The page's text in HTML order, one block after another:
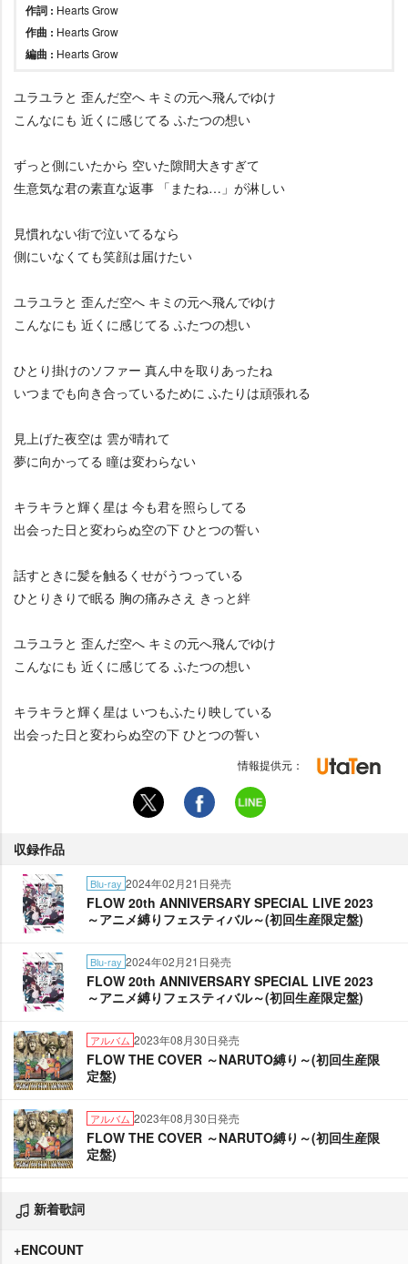
作詞 : Hearts Grow
作曲 : Hearts Grow
編曲 : Hearts Grow
ユラユラと 歪んだ空へ キミの元へ飛んでゆけ
こんなにも 近くに感じてる ふたつの想い
ずっと側にいたから 空いた隙間大きすぎて
生意気な君の素直な返事 「またね…」が淋しい
見慣れない街で泣いてるなら
側にいなくても笑顔は届けたい
ユラユラと 歪んだ空へ キミの元へ飛んでゆけ
こんなにも 近くに感じてる ふたつの想い
ひとり掛けのソファー 真ん中を取りあったね
いつまでも向き合っているために ふたりは頑張れる
見上げた夜空は 雲が晴れて
夢に向かってる 瞳は変わらない
キラキラと輝く星は 今も君を照らしてる
出会った日と変わらぬ空の下 ひとつの誓い
話すときに髪を触るくせがうつっている
ひとりきりで眠る 胸の痛みさえ きっと絆
ユラユラと 歪んだ空へ キミの元へ飛んでゆけ
こんなにも 近くに感じてる ふたつの想い
キラキラと輝く星は いつもふたり映している
出会った日と変わらぬ空の下 ひとつの誓い
情報提供元：
収録作品
Blu-ray 2024年02月21日発売
FLOW 20th ANNIVERSARY SPECIAL LIVE 2023
～アニメ縛りフェスティバル～(初回生産限定盤)
Blu-ray 2024年02月21日発売
FLOW 20th ANNIVERSARY SPECIAL LIVE 2023
～アニメ縛りフェスティバル～(初回生産限定盤)
アルバム 2023年08月30日発売
FLOW THE COVER ～NARUTO縛り～(初回生産限
定盤)
アルバム 2023年08月30日発売
FLOW THE COVER ～NARUTO縛り～(初回生産限
定盤)
新着歌詞
+ENCOUNT